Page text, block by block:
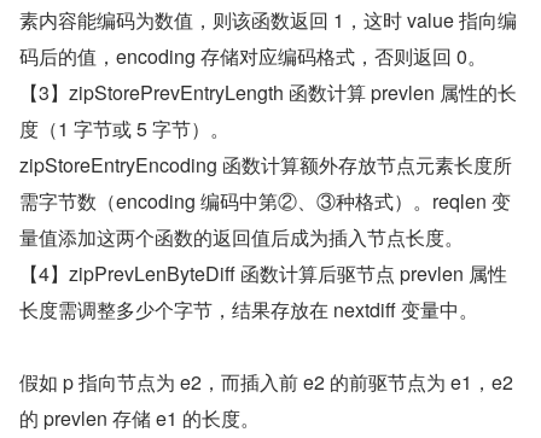
素内容能编码为数值，则该函数返回 1，这时 value 指向编
码后的值，encoding 存储对应编码格式，否则返回 0。
【3】zipStorePrevEntryLength 函数计算 prevlen 属性的长
度（1 字节或 5 字节）。
zipStoreEntryEncoding 函数计算额外存放节点元素长度所
需字节数（encoding 编码中第②、③种格式）。reqlen 变
量值添加这两个函数的返回值后成为插入节点长度。
【4】zipPrevLenByteDiff 函数计算后驱节点 prevlen 属性
长度需调整多少个字节，结果存放在 nextdiff 变量中。
假如 p 指向节点为 e2，而插入前 e2 的前驱节点为 e1，e2
的 prevlen 存储 e1 的长度。